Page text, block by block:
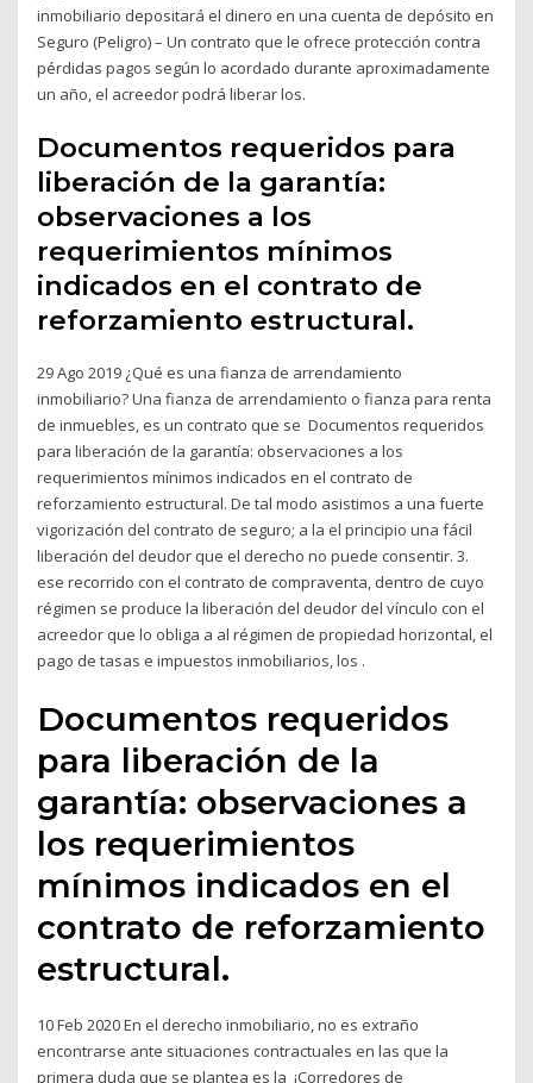
inmobiliario depositará el dinero en una cuenta de depósito en
Seguro (Peligro) – Un contrato que le ofrece protección contra
pérdidas pagos según lo acordado durante aproximadamente
un año, el acreedor podrá liberar los.
Documentos requeridos para
liberación de la garantía:
observaciones a los
requerimientos mínimos
indicados en el contrato de
reforzamiento estructural.
29 Ago 2019 ¿Qué es una fianza de arrendamiento
inmobiliario? Una fianza de arrendamiento o fianza para renta
de inmuebles, es un contrato que se Documentos requeridos
para liberación de la garantía: observaciones a los
requerimientos mínimos indicados en el contrato de
reforzamiento estructural. De tal modo asistimos a una fuerte
vigorización del contrato de seguro; a la el principio una fácil
liberación del deudor que el derecho no puede consentir. 3.
ese recorrido con el contrato de compraventa, dentro de cuyo
régimen se produce la liberación del deudor del vínculo con el
acreedor que lo obliga a al régimen de propiedad horizontal, el
pago de tasas e impuestos inmobiliarios, los .
Documentos requeridos
para liberación de la
garantía: observaciones a
los requerimientos
mínimos indicados en el
contrato de reforzamiento
estructural.
10 Feb 2020 En el derecho inmobiliario, no es extraño
encontrarse ante situaciones contractuales en las que la
primera duda que se plantea es la ¡Corredores de